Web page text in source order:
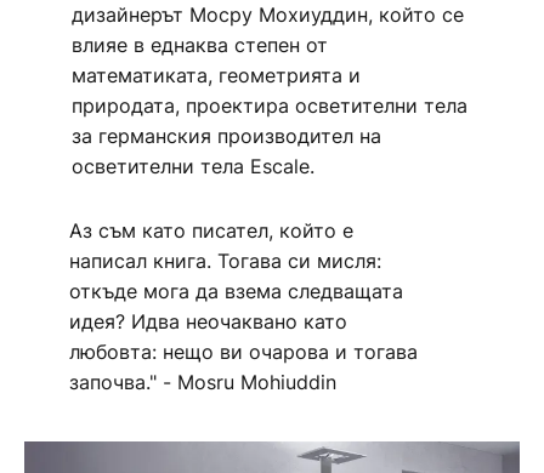
дизайнерът Мосру Мохиуддин, който се
влияе в еднаква степен от
математиката, геометрията и
природата, проектира осветителни тела
за германския производител на
осветителни тела Escale.
Аз съм като писател, който е
написал книга. Тогава си мисля:
откъде мога да взема следващата
идея? Идва неочаквано като
любовта: нещо ви очарова и тогава
започва." - Mosru Mohiuddin